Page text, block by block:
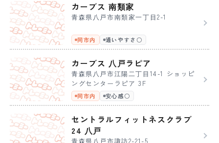
カーブス 南類家
青森県八戸市南類家一丁目2-1
同市内 通いやすさ〇
カーブス 八戸ラピア
青森県八戸市江陽二丁目14-1 ショッピ
ングセンターラピア 3F
同市内 安心感〇
セントラルフィットネスクラブ
24 八戸
青森県八戸市諏訪2-21-5